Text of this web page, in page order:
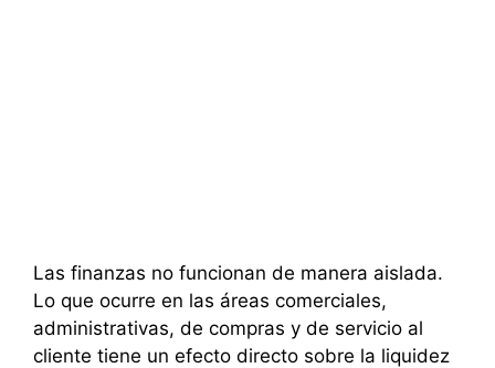
Las finanzas no funcionan de manera aislada.
Lo que ocurre en las áreas comerciales,
administrativas, de compras y de servicio al
cliente tiene un efecto directo sobre la liquidez